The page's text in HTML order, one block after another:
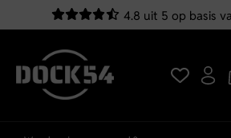
4.8 uit 5 op basis